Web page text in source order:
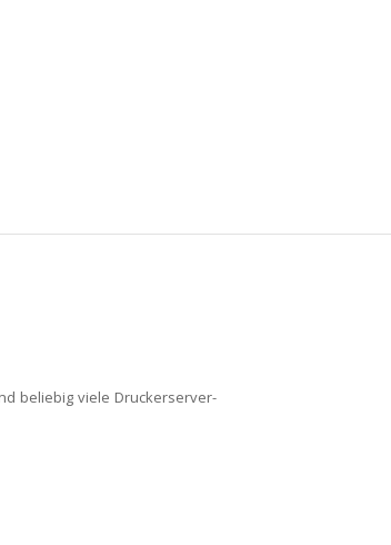
beliebig viele Druckerserver-